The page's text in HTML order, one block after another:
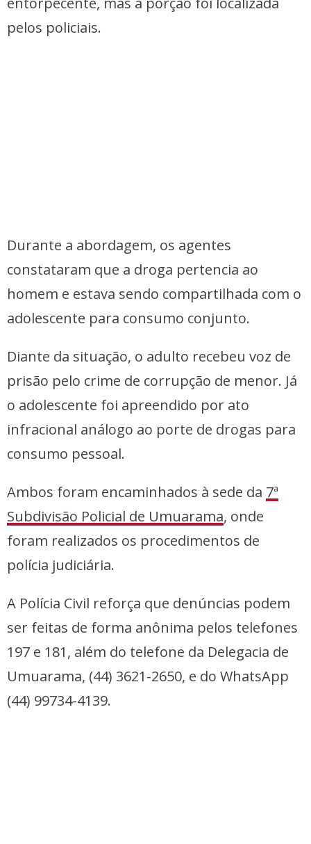
pelos policiais.
Durante a abordagem, os agentes
constataram que a droga pertencia ao
homem e estava sendo compartilhada com o
adolescente para consumo conjunto.
Diante da situação, o adulto recebeu voz de
prisão pelo crime de corrupção de menor. Já
o adolescente foi apreendido por ato
infracional análogo ao porte de drogas para
consumo pessoal.
Ambos foram encaminhados à sede da 7ª
Subdivisão Policial de Umuarama, onde
foram realizados os procedimentos de
polícia judiciária.
A Polícia Civil reforça que denúncias podem
ser feitas de forma anônima pelos telefones
197 e 181, além do telefone da Delegacia de
Umuarama, (44) 3621-2650, e do WhatsApp
(44) 99734-4139.